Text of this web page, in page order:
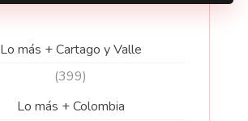
Lo más + Cartago y Valle
(399)
Lo más + Colombia